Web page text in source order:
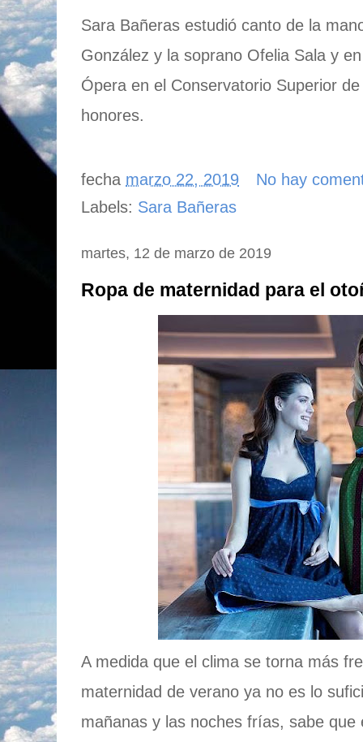
Sara Bañeras estudió canto de la
González y la soprano Ofelia Sala y
Ópera en el Conservatorio Superior
honores.
fecha marzo 22, 2019
No hay
Labels: Sara Bañeras
martes, 12 de marzo de 2019
Ropa de maternidad para el
A medida que el clima se torna más
maternidad de verano ya no es lo
mañanas y las noches frías, sabe